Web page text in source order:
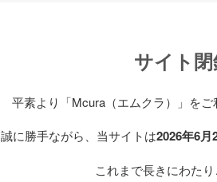
サイト
平素より「Mcura（エムクラ）」をご
誠に勝手ながら、当サイトは2026年6月
これまで長きにわた